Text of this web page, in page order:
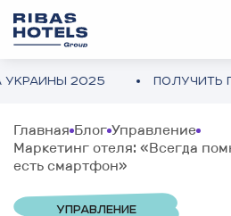
2025 ПОЛУЧИТЬ ПОЛНУЮ
Главная Блог Управление
Маркетинг отеля: «Всегда
есть смартфон»
УПРАВЛЕНИЕ